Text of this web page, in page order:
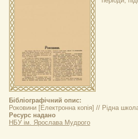
Бібліографічний опис:
Роковини [Електронна копія] // Рідна
Ресурс надано
НБУ ім. Ярослава Мудрого